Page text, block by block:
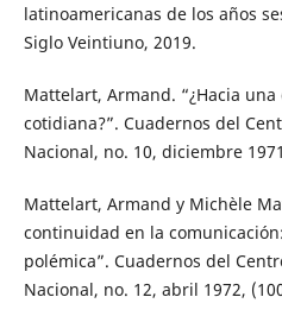
latinoamericanas de los años
Siglo Veintiuno, 2019.
Mattelart, Armand. “¿Hacia
cotidiana?”. Cuadernos del
Nacional, no. 10, diciembre
Mattelart, Armand y Michèle
continuidad en la
polémica”. Cuadernos del
Nacional, no. 12, abril 1972,